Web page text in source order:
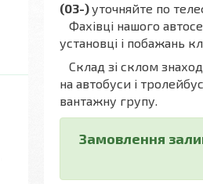
(03-)уточняйте по
Фахівці нашого
установці і побажань
Склад зі склом
на автобуси і
вантажну групу.
Замовлення